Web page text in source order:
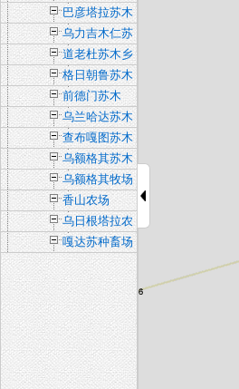
巴彦塔拉苏木
乡
乌力吉木仁苏
木乡
道老杜苏木乡
格日朝鲁苏木
乡
前德门苏木
乌兰哈达苏木
查布嘎图苏木
乌额格其苏木
乌额格其牧场
香山农场
乌日根塔拉农
场
嘎达苏种畜场